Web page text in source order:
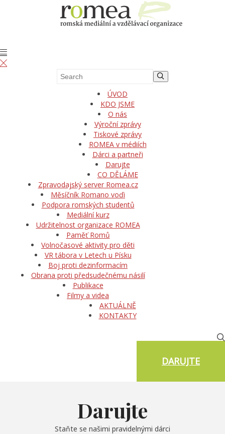
ÚVOD
KDO JSME
O nás
Výroční zprávy
Tiskové zprávy
ROMEA v médiích
Dárci a partneři
Darujte
CO DĚLÁME
Zpravodajský server Romea.cz
Měsíčník Romano voďi
Podpora romských studentů
Mediální kurz
Udržitelnost organizace ROMEA
Paměť Romů
Volnočasové aktivity pro děti
VR tábora v Letech u Písku
Boj proti dezinformacím
Obrana proti předsudečnému násilí
Publikace
Filmy a videa
AKTUÁLNĚ
KONTAKTY
DARUJTE
Darujte
Staňte se našimi pravidelnými dárci